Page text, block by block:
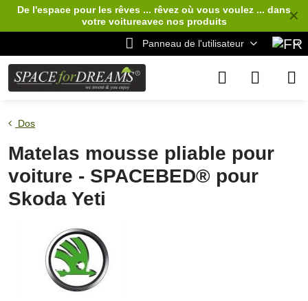
✕
De l'espace pour les rêves ... rêvez où vous voulez ... dans
votre voitureavec nos produits
Panneau de l'utilisateur
Dos
Matelas mousse pliable pour
voiture - SPACEBED® pour
Skoda Yeti